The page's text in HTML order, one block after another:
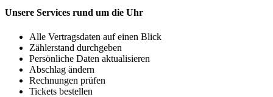
Unsere Services rund um die Uhr
Alle Vertragsdaten auf einen Blick
Zählerstand durchgeben
Persönliche Daten aktualisieren
Abschlag ändern
Rechnungen prüfen
Tickets bestellen